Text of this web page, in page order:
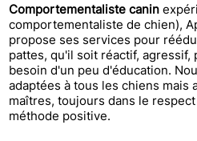
Comportementaliste canin
comportementaliste de chien),
propose ses services pour
pattes, qu'il soit réactif, agressif,
besoin d'un peu d'éducation.
adaptées à tous les chiens mais
maîtres, toujours dans le
méthode positive.